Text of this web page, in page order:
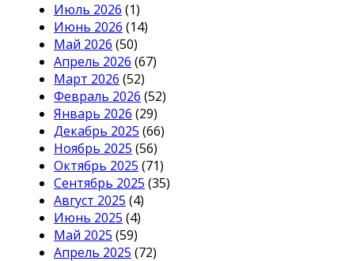
Июль 2026 (1)
Июнь 2026 (14)
Май 2026 (50)
Апрель 2026 (67)
Март 2026 (52)
Февраль 2026 (52)
Январь 2026 (29)
Декабрь 2025 (66)
Ноябрь 2025 (56)
Октябрь 2025 (71)
Сентябрь 2025 (35)
Август 2025 (4)
Июнь 2025 (4)
Май 2025 (59)
Апрель 2025 (72)